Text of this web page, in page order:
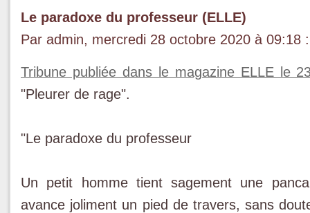
Le paradoxe du professeur (ELLE)
Par admin, mercredi 28 octobre 2020 à 09:18
Tribune publiée dans le magazine ELLE le
"Pleurer de rage".
"Le paradoxe du professeur
Un petit homme tient sagement une
avance joliment un pied de travers, sans